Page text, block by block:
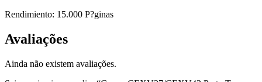
Rendimiento: 15.000 P?ginas
Avaliações
Ainda não existem avaliações.